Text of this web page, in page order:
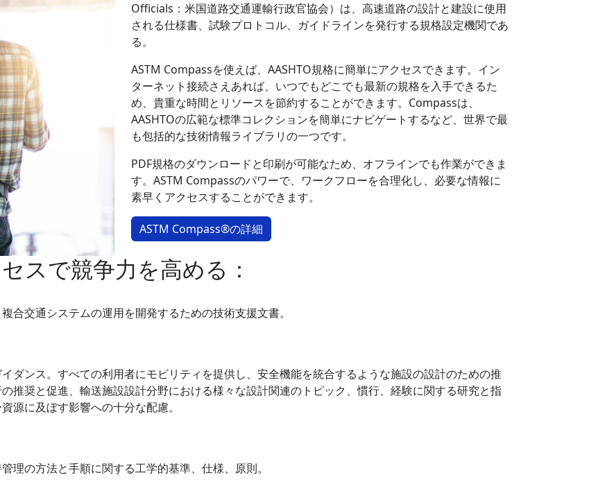
Officials：米国道路交通運輸行政官協会）は、高速道路の設計と建設に使用
される仕様書、試験プロトコル、ガイドラインを発行する規格設定機関であ
る。
ASTM Compassを使えば、AASHTO規格に簡単にアクセスできます。イン
ターネット接続さえあれば、いつでもどこでも最新の規格を入手できるた
め、貴重な時間とリソースを節約することができます。Compassは、
AASHTOの広範な標準コレクションを簡単にナビゲートするなど、世界で最
も包括的な技術情報ライブラリの一つです。
PDF規格のダウンロードと印刷が可能なため、オフラインでも作業ができま
す。ASTM Compassのパワーで、ワークフローを合理化し、必要な情報に
素早くアクセスすることができます。
ASTM Compass®の詳細
スで競争力を高める：
合交通システムの運用を開発するための技術支援文書。
ダンス。すべての利用者にモビリティを提供し、安全機能を統合するような施設の設計のための推
推奨と促進、輸送施設設計分野における様々な設計関連のトピック、慣行、経験に関する研究と指
源に及ぼす影響への十分な配慮。
理の方法と手順に関する工学的基準、仕様、原則。